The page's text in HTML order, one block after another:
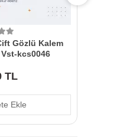
Gözlü Kalem
Vst-kcs0046
TL
Ekle